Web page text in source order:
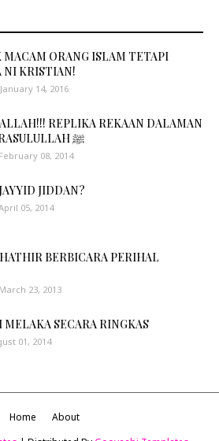
MACAM ORANG ISLAM TETAPI
NI KRISTIAN!
14, 2016
REPLIKA REKAAN DALAMAN
RUMAH RASULULLAH ﷺ
08, 2014
JIDDAN?
05, 2014
BERBICARA PERIHAL
23, 2013
MELAKA SECARA RINGKAS
01, 2014
Home
About